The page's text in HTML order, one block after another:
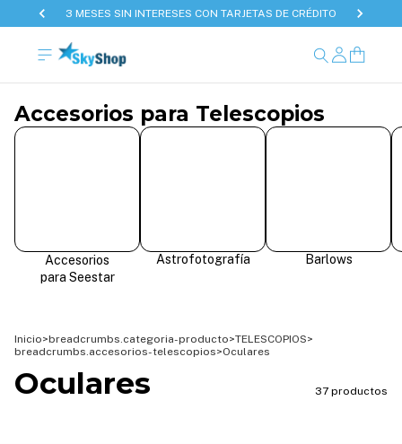
3 MESES SIN INTERESES CON TARJETAS DE CRÉDITO
Accesorios para Telescopios
Accesorios
para Seestar
Astrofotografía Barlows
Inicio>breadcrumbs.categoria-producto>TELESCOPIOS>
breadcrumbs.accesorios-telescopios>Oculares
Oculares 37 productos